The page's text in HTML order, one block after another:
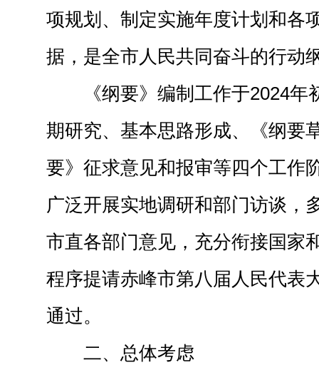
项规划、制定实施年度计划和各
据，是全市人民共同奋斗的行动
《纲要》编制工作于2024
期研究、基本思路形成、《纲要
要》征求意见和报审等四个工作
广泛开展实地调研和部门访谈，
市直各部门意见，充分衔接国家
程序提请赤峰市第八届人民代表
通过。
二、总体考虑